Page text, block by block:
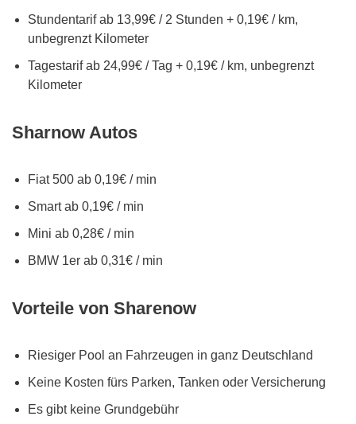
Stundentarif ab 13,99€ / 2 Stunden + 0,19€ / km,
unbegrenzt Kilometer
Tagestarif ab 24,99€ / Tag + 0,19€ / km, unbegrenzt
Kilometer
Sharnow Autos
Fiat 500 ab 0,19€ / min
Smart ab 0,19€ / min
Mini ab 0,28€ / min
BMW 1er ab 0,31€ / min
Vorteile von Sharenow
Riesiger Pool an Fahrzeugen in ganz Deutschland
Keine Kosten fürs Parken, Tanken oder Versicherung
Es gibt keine Grundgebühr